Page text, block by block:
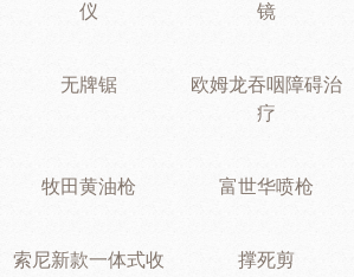
仪
镜
无牌锯
欧姆龙吞咽障碍治
疗
牧田黄油枪 富世华喷枪
索尼新款一体式收
撑死剪